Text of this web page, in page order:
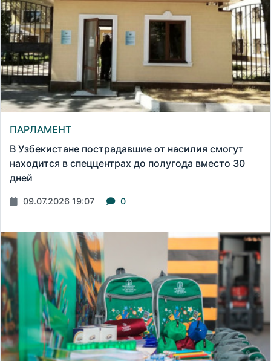
ПАРЛАМЕНТ
В Узбекистане пострадавшие от насилия смогут
находится в спеццентрах до полугода вместо 30
дней
09.07.2026 19:07 0